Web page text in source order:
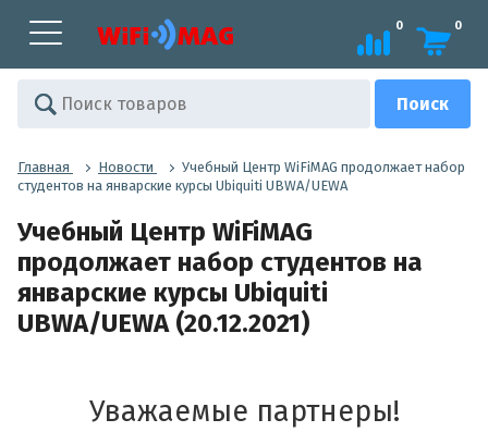
0 0
Главная Новости
Учебный Центр WiFiMAG продолжает набор
студентов на январские курсы Ubiquiti UBWA/UEWA
Учебный Центр WiFiMAG
продолжает набор студентов на
январские курсы Ubiquiti
UBWA/UEWA (20.12.2021)
Уважаемые партнеры!